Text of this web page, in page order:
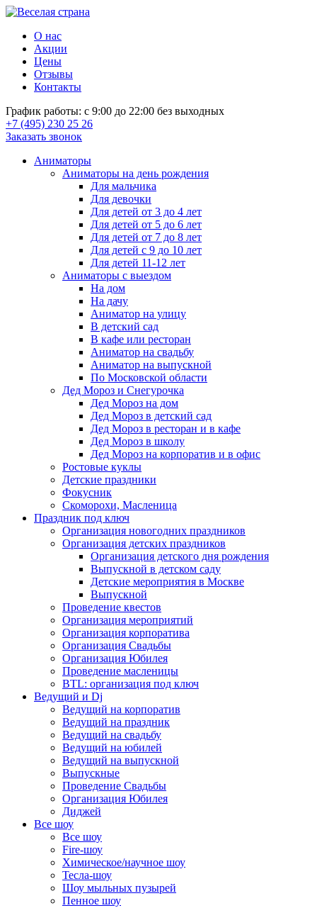
О нас
Акции
Цены
Отзывы
Контакты
График работы: с 9:00 до 22:00 без выходных
+7 (495) 230 25 26
Заказать звонок
Аниматоры
Аниматоры на день рождения
Для мальчика
Для девочки
Для детей от 3 до 4 лет
Для детей от 5 до 6 лет
Для детей от 7 до 8 лет
Для детей с 9 до 10 лет
Для детей 11-12 лет
Аниматоры с выездом
На дом
На дачу
Аниматор на улицу
В детский сад
В кафе или ресторан
Аниматор на свадьбу
Аниматор на выпускной
По Московской области
Дед Мороз и Снегурочка
Дед Мороз на дом
Дед Мороз в детский сад
Дед Мороз в ресторан и в кафе
Дед Мороз в школу
Дед Мороз на корпоратив и в офис
Ростовые куклы
Детские праздники
Фокусник
Скоморохи, Масленица
Праздник под ключ
Организация новогодних праздников
Организация детских праздников
Организация детского дня рождения
Выпускной в детском саду
Детские мероприятия в Москве
Выпускной
Проведение квестов
Организация мероприятий
Организация корпоратива
Организация Свадьбы
Организация Юбилея
Проведение масленицы
BTL: организация под ключ
Ведущий и Dj
Ведущий на корпоратив
Ведущий на праздник
Ведущий на свадьбу
Ведущий на юбилей
Ведущий на выпускной
Выпускные
Проведение Свадьбы
Организация Юбилея
Диджей
Все шоу
Все шоу
Fire-шоу
Химическое/научное шоу
Тесла-шоу
Шоу мыльных пузырей
Пенное шоу